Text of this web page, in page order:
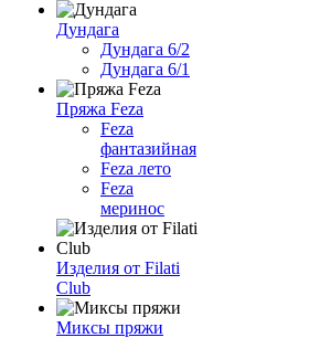
Дундага
Дундага 6/2
Дундага 6/1
Пряжа Feza
Feza
фантазийная
Feza лето
Feza
меринос
Изделия от Filati
Club
Миксы пряжи